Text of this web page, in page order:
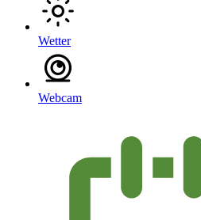
Wetter
Webcam